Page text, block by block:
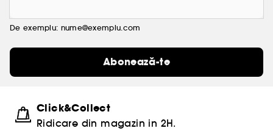
De exemplu: nume@exemplu.com
Abonează-te
Click&Collect
Ridicare din magazin in 2H.